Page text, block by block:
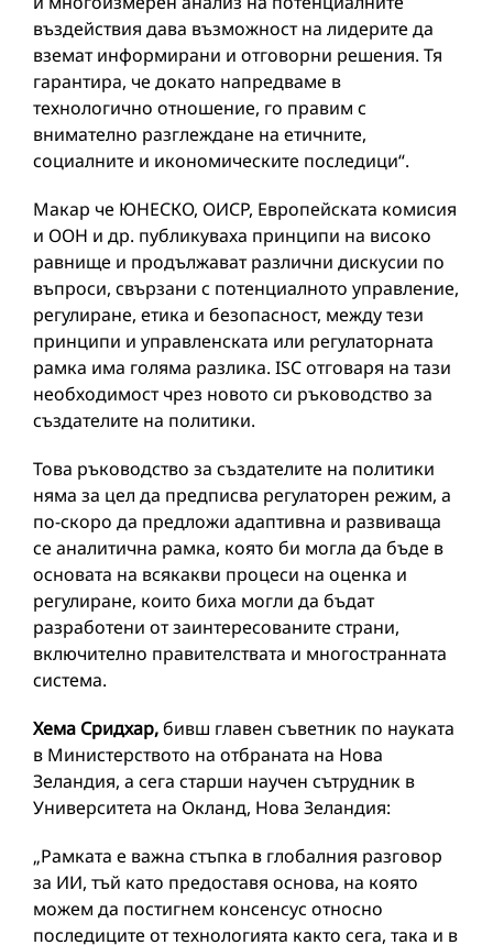
въздействия дава възможност на лидерите да
вземат информирани и отговорни решения. Тя
гарантира, че докато напредваме в
технологично отношение, го правим с
внимателно разглеждане на етичните,
социалните и икономическите последици“.
Макар че ЮНЕСКО, ОИСР, Европейската комисия
и ООН и др. публикуваха принципи на високо
равнище и продължават различни дискусии по
въпроси, свързани с потенциалното управление,
регулиране, етика и безопасност, между тези
принципи и управленската или регулаторната
рамка има голяма разлика. ISC отговаря на тази
необходимост чрез новото си ръководство за
създателите на политики.
Това ръководство за създателите на политики
няма за цел да предписва регулаторен режим, а
по-скоро да предложи адаптивна и развиваща
се аналитична рамка, която би могла да бъде в
основата на всякакви процеси на оценка и
регулиране, които биха могли да бъдат
разработени от заинтересованите страни,
включително правителствата и многостранната
система.
Хема Сридхар,бивш главен съветник по науката
в Министерството на отбраната на Нова
Зеландия, а сега старши научен сътрудник в
Университета на Окланд, Нова Зеландия:
„Рамката е важна стъпка в глобалния разговор
за ИИ, тъй като предоставя основа, на която
можем да постигнем консенсус относно
последиците от технологията както сега, така и в